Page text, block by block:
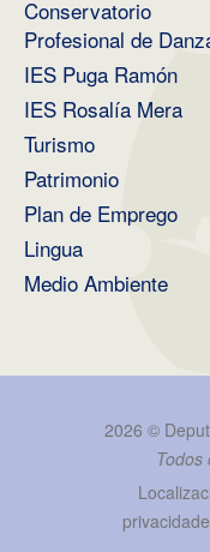
Conservatorio
Profesional de
IES Puga Ramón
IES Rosalía Mera
Turismo
Patrimonio
Plan de Emprego
Lingua
Medio Ambiente
2026 ©
Todos
privacidade